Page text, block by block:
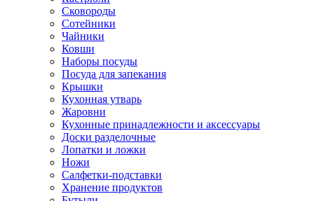
Сковороды
Сотейники
Чайники
Ковши
Наборы посуды
Посуда для запекания
Крышки
Кухонная утварь
Жаровни
Кухонные принадлежности и аксессуары
Доски разделочные
Лопатки и ложки
Ножи
Салфетки-подставки
Хранение продуктов